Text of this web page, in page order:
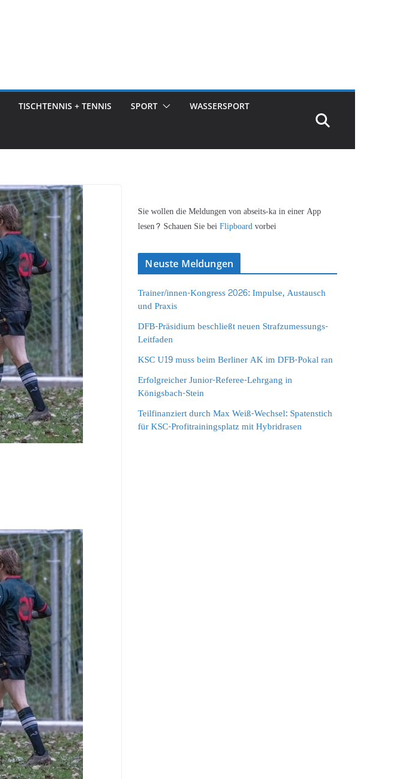
TISCHTENNIS + TENNIS SPORT WASSERSPORT
Sie wollen die Meldungen von abseits-ka in einer App
lesen? Schauen Sie beiFlipboardvorbei
Neuste Meldungen
Trainer/innen-Kongress 2026: Impulse, Austausch
und Praxis
DFB-Präsidium beschließt neuen Strafzumessungs-
Leitfaden
KSC U19 muss beim Berliner AK im DFB-Pokal ran
Erfolgreicher Junior-Referee-Lehrgang in
Königsbach-Stein
Teilfinanziert durch Max Weiß-Wechsel: Spatenstich
für KSC-Profitrainingsplatz mit Hybridrasen